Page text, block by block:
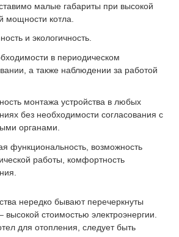
малые габариты при высокой
мощности котла.
и экологичность.
в периодическом
а также наблюдении за работой
монтажа устройства в любых
без необходимости согласования с
органами.
функциональность, возможность
работы, комфортность
нередко бывают перечеркнуты
стоимостью электроэнергии.
для отопления, следует быть